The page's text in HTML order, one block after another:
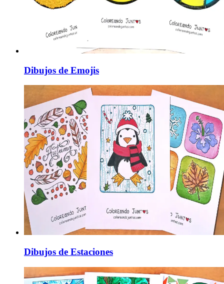
Dibujos de Emojis
Dibujos de Estaciones